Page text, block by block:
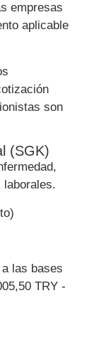
empresas
aplicable
son
(SGK)
laborales.
las bases
TRY -